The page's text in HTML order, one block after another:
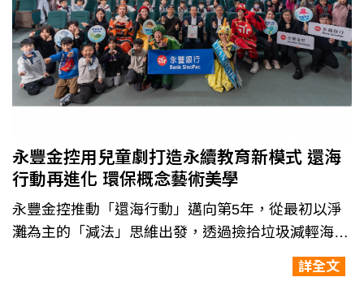
永豐金控用兒童劇打造永續教育新模式 還海
行動再進化 環保概念藝術美學
永豐金控推動「還海行動」邁向第5年，從最初以淨
灘為主的「減法」思維出發，透過撿拾垃圾減輕海洋
負擔。2025年，還海行動迎來新的篇章--以「乘法」
擴大影響力，永豐金控將海洋保育理念融入兒童劇演
詳全文